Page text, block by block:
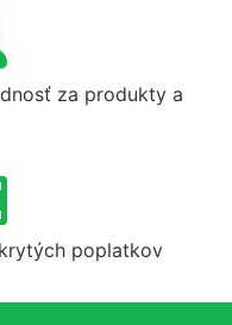
za produkty a
poplatkov